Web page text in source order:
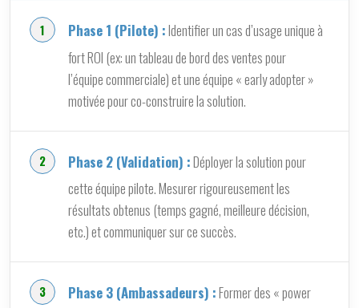
Phase 1 (Pilote) :Identifier un cas d’usage unique à
fort ROI (ex: un tableau de bord des ventes pour
l’équipe commerciale) et une équipe « early adopter »
motivée pour co-construire la solution.
Phase 2 (Validation) :Déployer la solution pour
cette équipe pilote. Mesurer rigoureusement les
résultats obtenus (temps gagné, meilleure décision,
etc.) et communiquer sur ce succès.
Phase 3 (Ambassadeurs) :Former des « power